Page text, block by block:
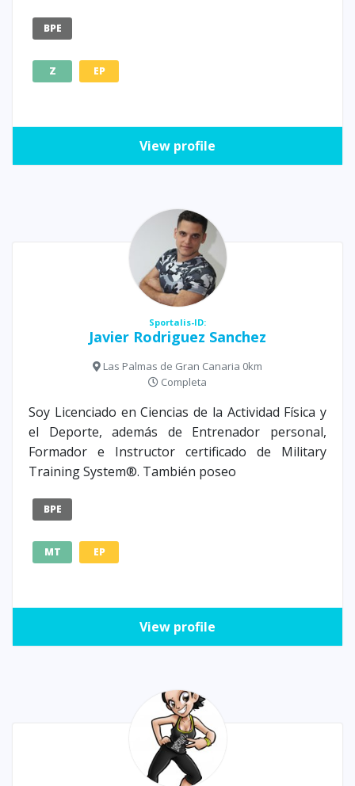
BPE
Z EP
View profile
Sportalis-ID:
Javier Rodriguez Sanchez
Las Palmas de Gran Canaria 0km
Completa
Soy Licenciado en Ciencias de la Actividad Física y
el Deporte, además de Entrenador personal,
Formador e Instructor certificado de Military
Training System®. También poseo
BPE
MT EP
View profile